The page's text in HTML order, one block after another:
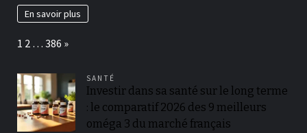
En savoir plus
Page:
1 2 … 386 Next
»
SANTÉ
Investir dans sa santé sur le long terme
: le comparatif 2026 des 9 meilleurs
oméga 3 du marché français